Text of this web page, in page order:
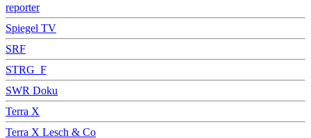
reporter
Spiegel TV
SRF
STRG_F
SWR Doku
Terra X
Terra X Lesch & Co